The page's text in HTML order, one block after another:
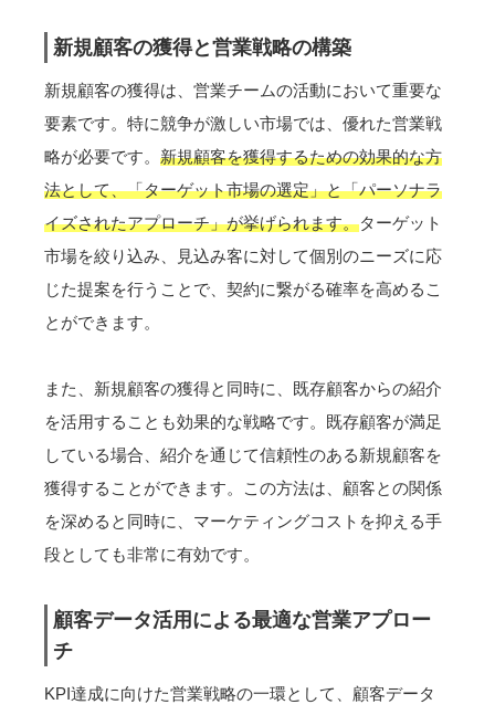
新規顧客の獲得と営業戦略の構築
新規顧客の獲得は、営業チームの活動において重要な
要素です。特に競争が激しい市場では、優れた営業戦
略が必要です。 新規顧客を獲得するための効果的な方
法として、「ターゲット市場の選定」と「パーソナラ
イズされたアプローチ」が挙げられます。ターゲット
市場を絞り込み、見込み客に対して個別のニーズに応
じた提案を行うことで、契約に繋がる確率を高めるこ
とができます。
また、新規顧客の獲得と同時に、既存顧客からの紹介
を活用することも効果的な戦略です。既存顧客が満足
している場合、紹介を通じて信頼性のある新規顧客を
獲得することができます。この方法は、顧客との関係
を深めると同時に、マーケティングコストを抑える手
段としても非常に有効です。
顧客データ活用による最適な営業アプロー
チ
KPI達成に向けた営業戦略の一環として、顧客データ